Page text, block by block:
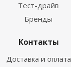
Тест-драйв
Бренды
Контакты
Доставка и оплата